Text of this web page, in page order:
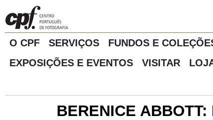
O CPF SERVIÇOS FUNDOS E
EXPOSIÇÕES E EVENTOS
VISITAR
BERENICE ABBOTT: